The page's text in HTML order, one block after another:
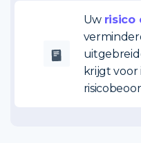
Uw risico
krijgt